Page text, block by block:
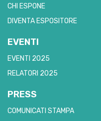
CHI ESPONE
DIVENTA ESPOSITORE
EVENTI
EVENTI 2025
RELATORI 2025
PRESS
COMUNICATI STAMPA